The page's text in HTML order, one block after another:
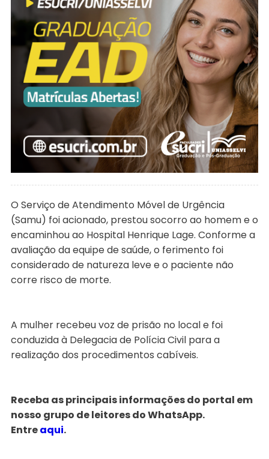
O Serviço de Atendimento Móvel de Urgência
(Samu) foi acionado, prestou socorro ao homem e o
encaminhou ao Hospital Henrique Lage. Conforme a
avaliação da equipe de saúde, o ferimento foi
considerado de natureza leve e o paciente não
corre risco de morte.
A mulher recebeu voz de prisão no local e foi
conduzida à Delegacia de Polícia Civil para a
realização dos procedimentos cabíveis.
Receba as principais informações do portal em
nosso grupo de leitores do WhatsApp.
Entreaqui.